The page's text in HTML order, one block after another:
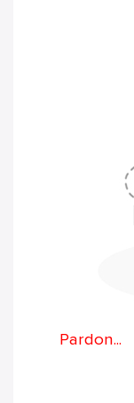
Pardon...